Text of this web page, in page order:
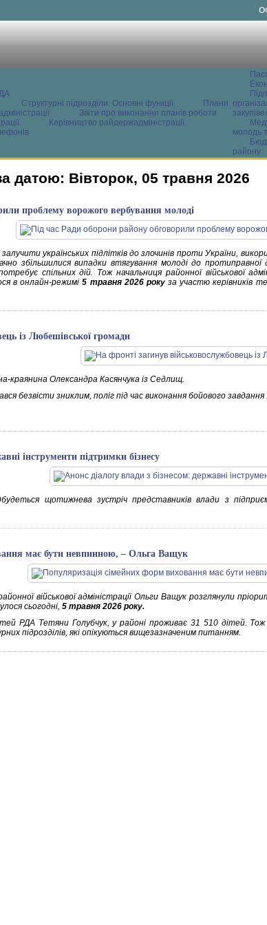
Структурні підрозділи. Основні функції
Плани
Звіти про виконання планів роботи
Керівництво райдержадміністрації
молодь
району
датою: Вівторок, 05 травня 2026
проблему ворожого вербування молоді
українських підлітків до злочинів проти України,
збільшилися випадки втягування молоді до протиправної
спільних дій. Тож начальниця районної військової
в онлайн-режимі 5 травня 2026 рокуза участю керівників
із Любешівської громади
краянина Олександра Касянчука із Седлищ.
безвісти зниклим, поліг під час виконання бойового
інструменти підтримки бізнесу
щотижнева зустріч представників влади з
має бути невпинною, – Ольга Ващук
військової адміністрації Ольги Ващук розглянули
сьогодні, 5 травня 2026 року.
РДА Тетяни Голубчук, у районі проживає 31 510 дітей.
підрозділів, які опікуються вищезазначеним питанням.